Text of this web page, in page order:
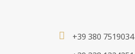
+39 380 7519034